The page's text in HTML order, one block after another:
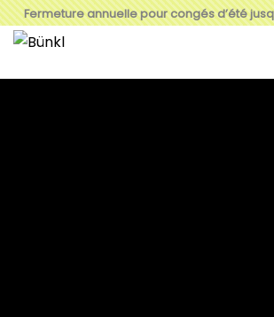
Fermeture annuelle pour congés d’été